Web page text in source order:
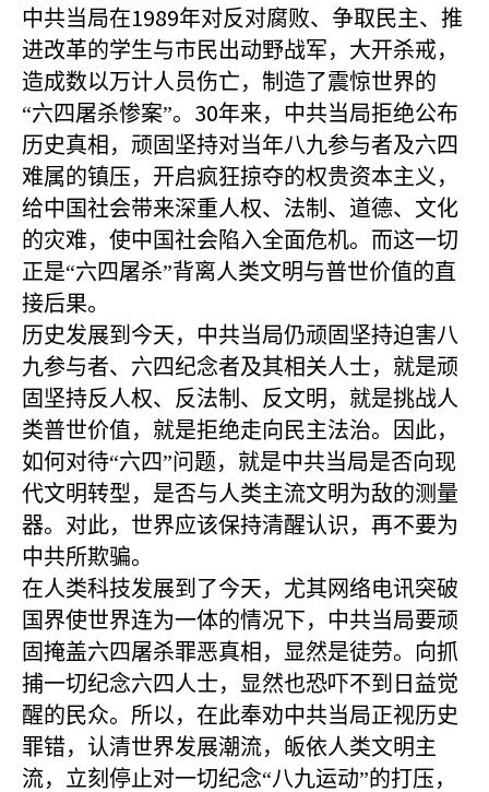
中共当局在1989年对反对腐败、争取民主、推
进改革的学生与市民出动野战军，大开杀戒，
造成数以万计人员伤亡，制造了震惊世界的
“六四屠杀惨案”。 30年来，中共当局拒绝公布
历史真相，顽固坚持对当年八九参与者及六四
难属的镇压，开启疯狂掠夺的权贵资本主义，
给中国社会带来深重人权、法制、道德、文化
的灾难，使中国社会陷入全面危机。而这一切
正是“六四屠杀”背离人类文明与普世价值的直
接后果。
历史发展到今天，中共当局仍顽固坚持迫害八
九参与者、六四纪念者及其相关人士，就是顽
固坚持反人权、反法制、反文明，就是挑战人
类普世价值，就是拒绝走向民主法治。因此，
如何对待“六四”问题，就是中共当局是否向现
代文明转型，是否与人类主流文明为敌的测量
器。对此，世界应该保持清醒认识，再不要为
中共所欺骗。
在人类科技发展到了今天，尤其网络电讯突破
国界使世界连为一体的情况下，中共当局要顽
固掩盖六四屠杀罪恶真相，显然是徒劳。向抓
捕一切纪念六四人士，显然也恐吓不到日益觉
醒的民众。所以，在此奉劝中共当局正视历史
罪错，认清世界发展潮流，皈依人类文明主
流，立刻停止对一切纪念“八九运动”的打压，